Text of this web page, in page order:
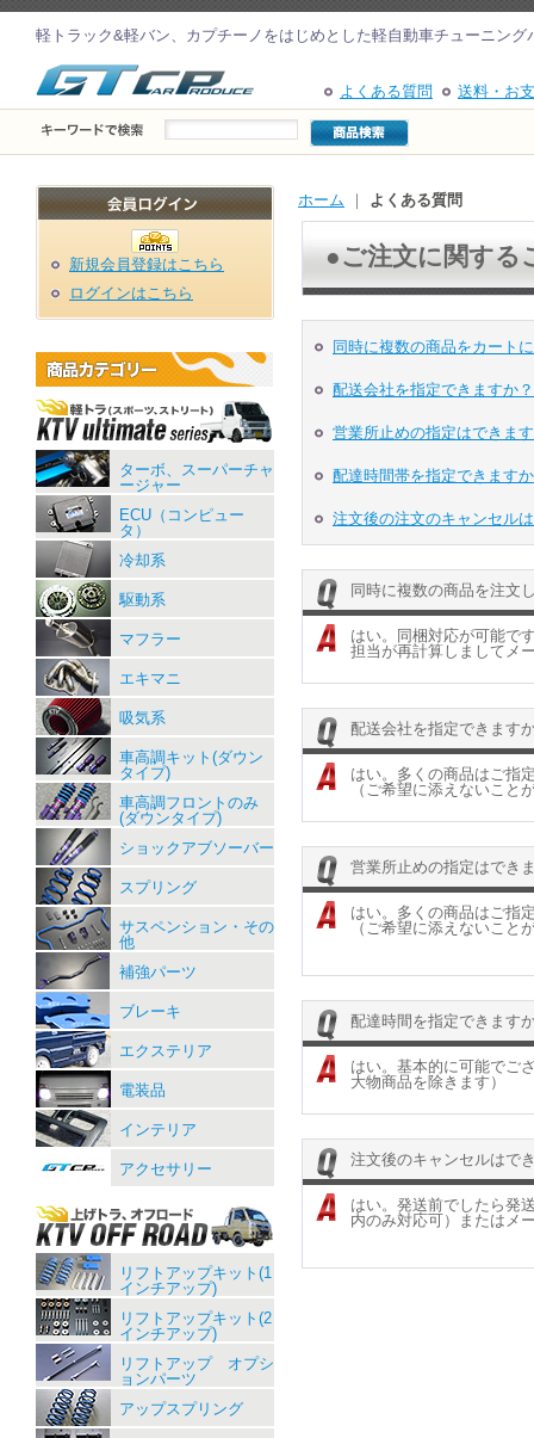
軽トラック&軽バン、カプチーノをはじめとした軽自動車チューニング
よくある質問 送料・お
新規会員登録はこちら
ログインはこちら
ターボ、スーパーチャ
ージャー
ECU（コンピュー
タ）
冷却系
駆動系
マフラー
エキマニ
吸気系
車高調キット(ダウン
タイプ)
車高調フロントのみ
(ダウンタイプ)
ショックアブソーバー
スプリング
サスペンション・その
他
補強パーツ
ブレーキ
エクステリア
電装品
インテリア
アクセサリー
リフトアップキット(1
インチアップ)
リフトアップキット(2
インチアップ)
リフトアップ オプシ
ョンパーツ
アップスプリング
ホーム ｜ よくある質問
●ご注文に関する
同時に複数の商品をカート
配送会社を指定できますか？
営業所止めの指定はできま
配達時間帯を指定できます
注文後の注文のキャンセル
同時に複数の商品を注文
はい。同梱対応が可能で
担当が再計算しましてメ
配送会社を指定できます
はい。多くの商品はご指
（ご希望に添えないこと
営業所止めの指定はでき
はい。多くの商品はご指
（ご希望に添えないこと
配達時間を指定できます
はい。基本的に可能でご
大物商品を除きます）
注文後のキャンセルはで
はい。発送前でしたら発
内のみ対応可）またはメ